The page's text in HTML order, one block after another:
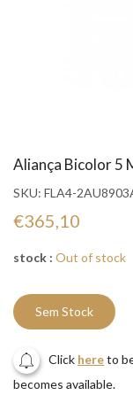
Aliança Bicolor 5
SKU: FLA4-
€365,10
stock : Out of stock
Sem Stock
Click hereto
becomes available.